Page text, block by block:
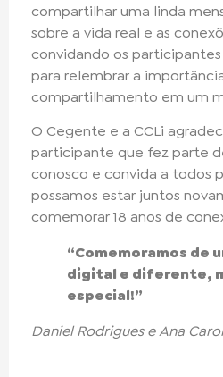
compartilhar uma linda
sobre a vida real e as
convidando os
para relembrar a
compartilhamento em um
O Cegente e a CCLi
participante que fez parte
conosco e convida a todos
possamos estar juntos
comemorar 18 anos de
“Comemoramos de
digital e diferente,
especial!”
Daniel Rodrigues e Ana